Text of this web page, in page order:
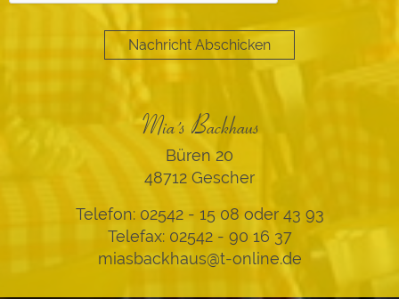
Nachricht Abschicken
Mia´s Backhaus
Büren 20
48712 Gescher
Telefon: 02542 - 15 08 oder 43 93
Telefax: 02542 - 90 16 37
miasbackhaus@t-online.de